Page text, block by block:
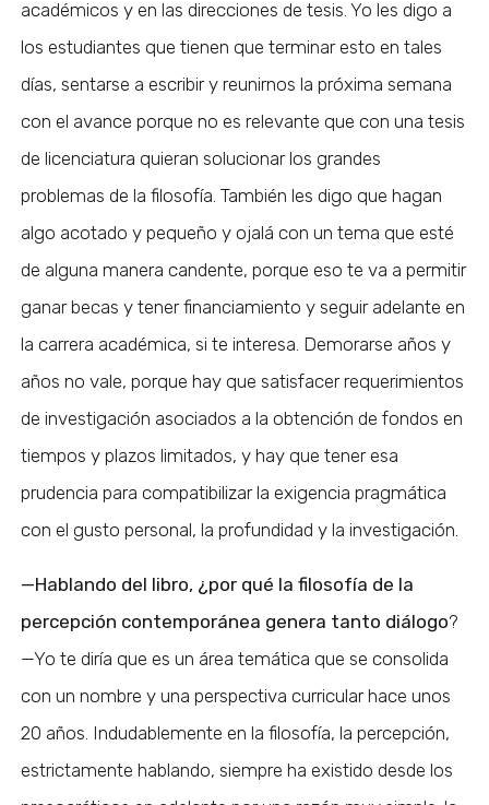
académicos y en las direcciones de tesis. Yo les digo a
los estudiantes que tienen que terminar esto en tales
días, sentarse a escribir y reunirnos la próxima semana
con el avance porque no es relevante que con una tesis
de licenciatura quieran solucionar los grandes
problemas de la filosofía. También les digo que hagan
algo acotado y pequeño y ojalá con un tema que esté
de alguna manera candente, porque eso te va a permitir
ganar becas y tener financiamiento y seguir adelante en
la carrera académica, si te interesa. Demorarse años y
años no vale, porque hay que satisfacer requerimientos
de investigación asociados a la obtención de fondos en
tiempos y plazos limitados, y hay que tener esa
prudencia para compatibilizar la exigencia pragmática
con el gusto personal, la profundidad y la investigación.
—Hablando del libro, ¿por qué la filosofía de la
percepción contemporánea genera tanto diálogo?
—Yo te diría que es un área temática que se consolida
con un nombre y una perspectiva curricular hace unos
20 años. Indudablemente en la filosofía, la percepción,
estrictamente hablando, siempre ha existido desde los